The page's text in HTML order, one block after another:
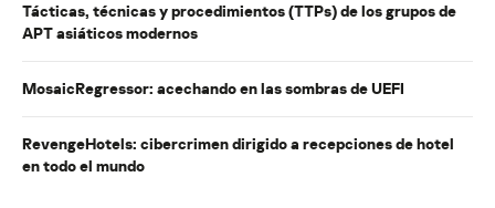
Tácticas, técnicas y procedimientos (TTPs) de los grupos de
APT asiáticos modernos
MosaicRegressor: acechando en las sombras de UEFI
RevengeHotels: cibercrimen dirigido a recepciones de hotel
en todo el mundo